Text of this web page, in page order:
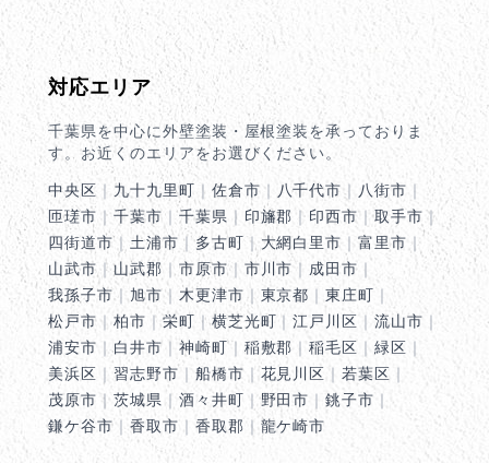
対応エリア
千葉県を中心に外壁塗装・屋根塗装を承っておりま
す。お近くのエリアをお選びください。
中央区 ｜ 九十九里町 ｜ 佐倉市 ｜ 八千代市 ｜ 八街市 ｜
匝瑳市 ｜ 千葉市｜千葉県 ｜ 印旛郡 ｜ 印西市｜取手市 ｜
四街道市｜ 土浦市 ｜多古町 ｜ 大網白里市 ｜富里市 ｜
山武市 ｜ 山武郡 ｜ 市原市 ｜ 市川市 ｜ 成田市 ｜
我孫子市｜ 旭市｜ 木更津市 ｜ 東京都 ｜東庄町 ｜
松戸市 ｜ 柏市 ｜ 栄町 ｜横芝光町 ｜江戸川区 ｜流山市 ｜
浦安市 ｜白井市｜ 神崎町｜ 稲敷郡 ｜稲毛区 ｜緑区 ｜
美浜区 ｜ 習志野市 ｜ 船橋市 ｜ 花見川区 ｜若葉区 ｜
茂原市 ｜ 茨城県 ｜ 酒々井町 ｜野田市 ｜銚子市 ｜
鎌ケ谷市 ｜ 香取市 ｜ 香取郡 ｜ 龍ケ崎市